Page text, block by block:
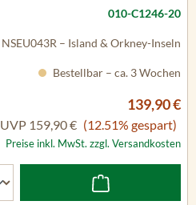
010-C1246-20
NSEU043R – Island & Orkney-Inseln
Bestellbar – ca. 3 Wochen
139,90 €
UVP 159,90 € (12.51% gespart)
Preise inkl. MwSt. zzgl. Versandkosten